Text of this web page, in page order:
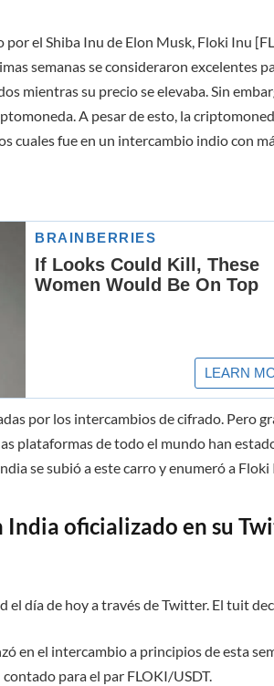
por el Shiba Inu de Elon Musk, Floki Inu
semanas se consideraron excelentes
mientras su precio se elevaba. Sin
A pesar de esto, la
cuales fue en un intercambio indio con
por los intercambios de cifrado. Pero
plataformas de todo el mundo han
se subió a este carro y enumeró a Floki
India oficializado en su
día de hoy a través de Twitter. El tuit
en el intercambio a principios de esta
para el par FLOKI/USDT.